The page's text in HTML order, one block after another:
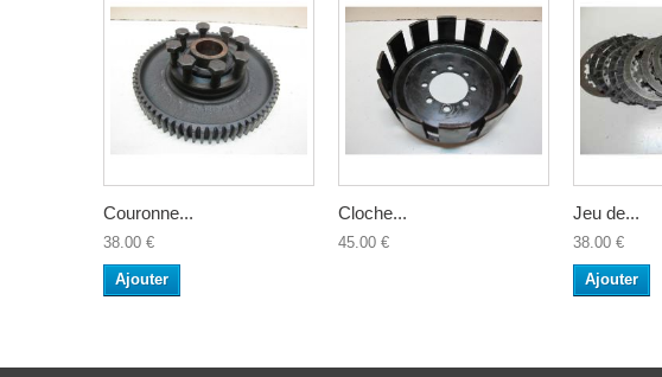
Couronne...
38.00 €
Ajouter
Cloche...
45.00 €
Jeu de...
38.00 €
Ajouter